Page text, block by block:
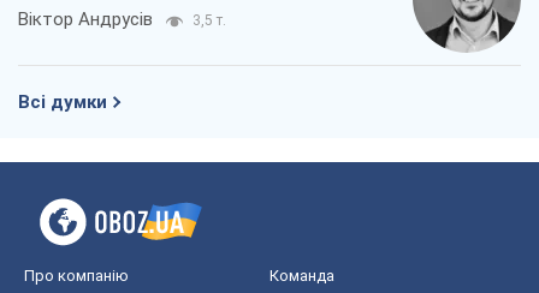
Віктор Андрусів 3,5 т.
Всі думки
Про компанію Команда